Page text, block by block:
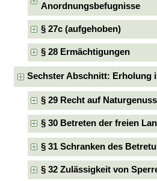
Anordnungsbefugnisse
§ 27c (aufgehoben)
§ 28 Ermächtigungen
Sechster Abschnitt: Erholung
§ 29 Recht auf
§ 30 Betreten der freien
§ 31 Schranken des
§ 32 Zulässigkeit von